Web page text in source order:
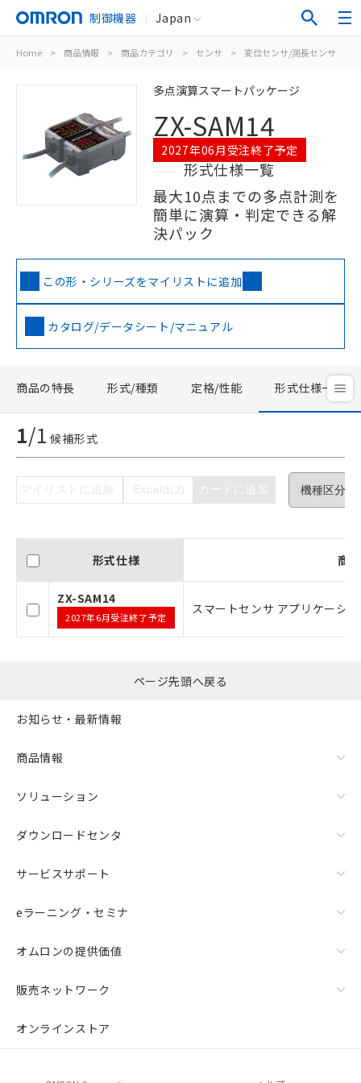
制御機器 Japan
Home > 商品情報 > 商品カテゴリ > センサ > 変位センサ/測長センサ
多点演算スマートパッケージ
ZX-SAM14
2027年06月受注終了予定
形式仕様一覧
最大10点までの多点計測を
簡単に演算・判定できる解
決パック
この形・シリーズをマイリストに追加
カタログ/データシート/マニュアル
商品の特長 形式/種類 定格/性能 形式仕様一覧
1/1 候補形式
マイリストに追加 Excel出力 カートに追加
形式仕様 商
ZX-SAM14
2027年6月受注終了予定
スマートセンサ アプリケーシ
ページ先頭へ戻る
お知らせ・最新情報
商品情報
ソリューション
ダウンロードセンタ
サービスサポート
eラーニング・セミナ
オムロンの提供価値
販売ネットワーク
オンラインストア
記
説明
一定数以上の在庫あり
△ 一定数には満たないが在庫あり
認ください)
空
ご利用条件
以下の条件をお読みいただき、同意のうえ
ご利用ください。
本サービスは、当社制御機器事業取扱
商品の当社在庫状況および標準価格(税
当社制御機器事業取扱商品の中には、
本サービスの対象外となる商品もある
在庫状況および標準価格照会結果は、
記載している更新日時点での社内デー
タに基づき作成されるものであり、閲
了承ください。
様のお取引先、またはお客様担当のオ
ムロン制御機器販売店・当社販売員に
ください。
事前の承諾なく第三者に漏洩または開
ビス）をご利用いただくには、I-Web
あります。
登録された部品リストについて、当社
品・サービスに関するお客様との取
引・商談に必要な範囲で利用すること
※当社の共同利用者とは、
の共同利用に関して"
の「1.共同利